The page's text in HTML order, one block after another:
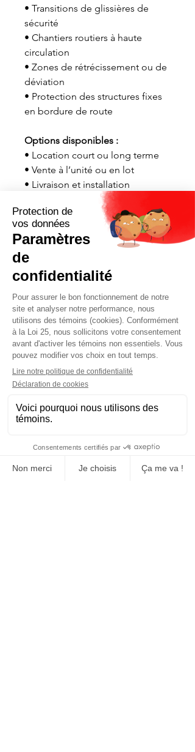
• Transitions de glissières de
sécurité
• Chantiers routiers à haute
circulation
• Zones de rétrécissement ou de
déviation
• Protection des structures fixes
en bordure de route
Options disponibles :
• Location court ou long terme
• Vente à l’unité ou en lot
• Livraison et installation
disponibles partout au Québec
Contactez-nous maintenant pour
une soumission rapide adaptée à
vos besoins.
Demander soumission maintenant